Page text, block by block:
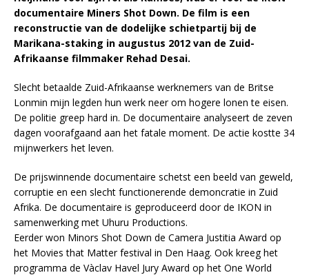
documentaire Miners Shot Down. De film is een
reconstructie van de dodelijke schietpartij bij de
Marikana-staking in augustus 2012 van de Zuid-
Afrikaanse filmmaker Rehad Desai.
Slecht betaalde Zuid-Afrikaanse werknemers van de Britse
Lonmin mijn legden hun werk neer om hogere lonen te eisen.
De politie greep hard in. De documentaire analyseert de zeven
dagen voorafgaand aan het fatale moment. De actie kostte 34
mijnwerkers het leven.
De prijswinnende documentaire schetst een beeld van geweld,
corruptie en een slecht functionerende demoncratie in Zuid
Afrika. De documentaire is geproduceerd door de IKON in
samenwerking met Uhuru Productions.
Eerder won Minors Shot Down de Camera Justitia Award op
het Movies that Matter festival in Den Haag. Ook kreeg het
programma de Vàclav Havel Jury Award op het One World